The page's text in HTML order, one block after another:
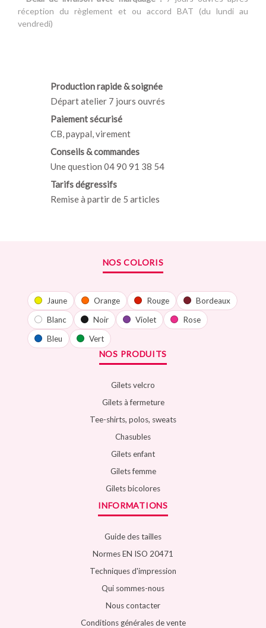
réception du règlement et ou accord BAT (du lundi au
vendredi)
Production rapide & soignée
Départ atelier 7 jours ouvrés
Paiement sécurisé
CB, paypal, virement
Conseils & commandes
Une question 04 90 91 38 54
Tarifs dégressifs
Remise à partir de 5 articles
NOS COLORIS
Jaune Orange Rouge
Bordeaux
Blanc
Noir Violet
Rose
Bleu
Vert
NOS PRODUITS
Gilets velcro
Gilets à fermeture
Tee-shirts, polos, sweats
Chasubles
Gilets enfant
Gilets femme
Gilets bicolores
INFORMATIONS
Guide des tailles
Normes EN ISO 20471
Techniques d'impression
Qui sommes-nous
Nous contacter
Conditions générales de vente